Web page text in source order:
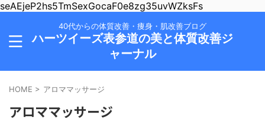
seAEjeP2hs5TmSexGocaF0e8zg35uvWZksFs
40代からの体質改善・痩身・肌改善ブログ
ハーツイーズ表参道の美と体質改善ジ
ャーナル
HOME > アロママッサージ
アロママッサージ